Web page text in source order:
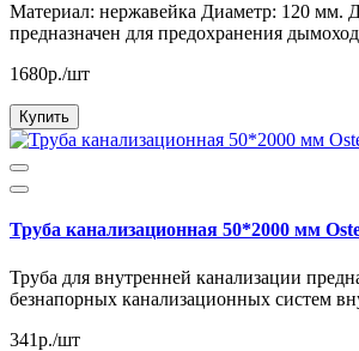
Материал: нержавейка Диаметр: 120 мм.
предназначен для предохранения
1680р./шт
Купить
Труба канализационная 50*2000 мм
Труба для внутренней канализации
безнапорных канализационных систем
341р./шт